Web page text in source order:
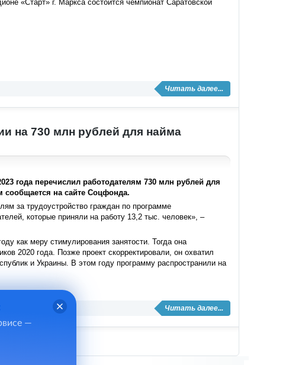
«Старт» г. Маркса состоится чемпионат Саратовской
Читать далее...
на 730 млн рублей для найма
года перечислил работодателям 730 млн рублей для
сообщается на сайте Соцфонда.
за трудоустройство граждан по программе
которые приняли на работу 13,2 тыс. человек», –
как меру стимулирования занятости. Тогда она
2020 года. Позже проект скорректировали, он охватил
и Украины. В этом году программу распространили на
Читать далее...
—